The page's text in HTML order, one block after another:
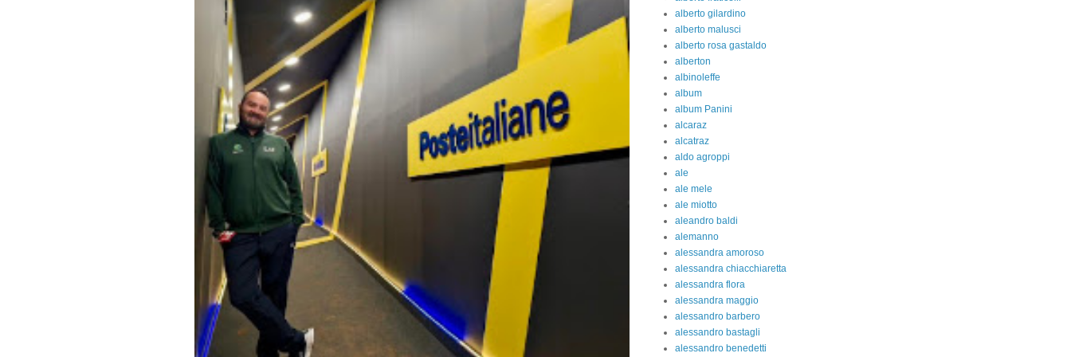
alberto gilardino
alberto malusci
alberto rosa gastaldo
alberton
albinoleffe
album
album Panini
alcaraz
alcatraz
aldo agroppi
ale
ale mele
ale miotto
aleandro baldi
alemanno
alessandra amoroso
alessandra chiacchiaretta
alessandra flora
alessandra maggio
alessandro barbero
alessandro bastagli
alessandro benedetti